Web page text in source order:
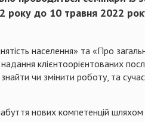
року до 10 травня 2022
населення» та «Про
клієнтоорієнтованих
чи змінити роботу, та
нових компетенцій